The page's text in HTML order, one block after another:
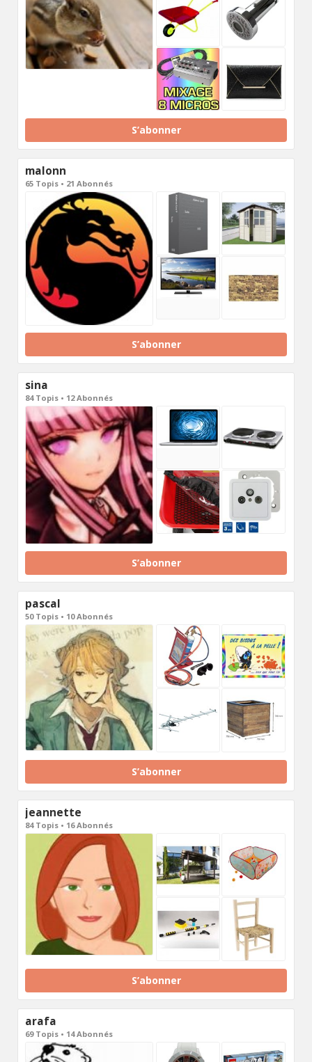
S’abonner
malonn
65 Topis • 21 Abonnés
S’abonner
sina
84 Topis • 12 Abonnés
S’abonner
pascal
50 Topis • 10 Abonnés
S’abonner
jeannette
84 Topis • 16 Abonnés
S’abonner
arafa
69 Topis • 14 Abonnés